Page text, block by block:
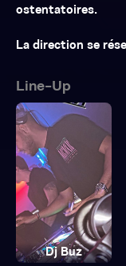
ostentatoires.
La direction se
Line-Up
Dj Buz